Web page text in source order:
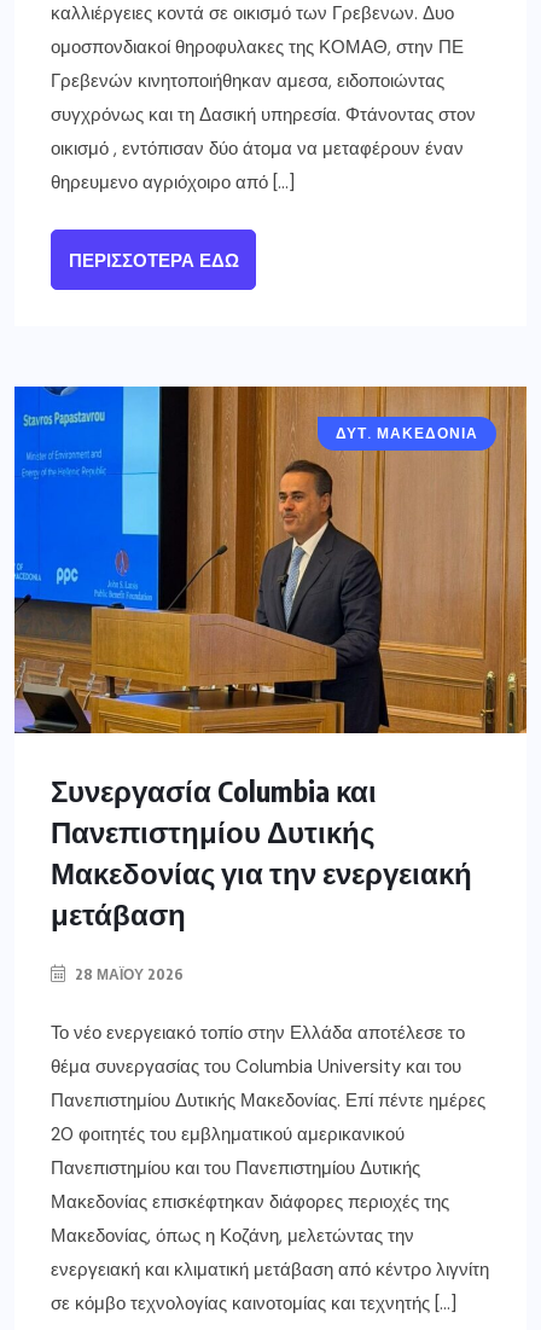
καλλιέργειες κοντά σε οικισμό των Γρεβενων. Δυο
ομοσπονδιακοί θηροφυλακες της ΚΟΜΑΘ, στην ΠΕ
Γρεβενών κινητοποιήθηκαν αμεσα, ειδοποιώντας
συγχρόνως και τη Δασική υπηρεσία. Φτάνοντας στον
οικισμό , εντόπισαν δύο άτομα να μεταφέρουν έναν
θηρευμενο αγριόχοιρο από […]
ΠΕΡΙΣΣΌΤΕΡΑ ΕΔΏ
ΔΥΤ. ΜΑΚΕΔΟΝΙΑ
Συνεργασία Columbia και
Πανεπιστημίου Δυτικής
Μακεδονίας για την ενεργειακή
μετάβαση
28 ΜΑΪ́ΟΥ 2026
Το νέο ενεργειακό τοπίο στην Ελλάδα αποτέλεσε το
θέμα συνεργασίας του Columbia University και του
Πανεπιστημίου Δυτικής Μακεδονίας. Επί πέντε ημέρες
20 φοιτητές του εμβληματικού αμερικανικού
Πανεπιστημίου και του Πανεπιστημίου Δυτικής
Μακεδονίας επισκέφτηκαν διάφορες περιοχές της
Μακεδονίας, όπως η Κοζάνη, μελετώντας την
ενεργειακή και κλιματική μετάβαση από κέντρο λιγνίτη
σε κόμβο τεχνολογίας καινοτομίας και τεχνητής […]